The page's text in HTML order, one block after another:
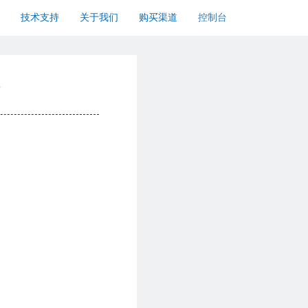
技术支持 关于我们 购买渠道 控制台